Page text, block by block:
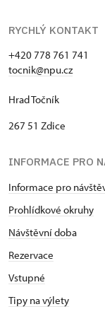
RYCHLÝ KONTAKT
+420 778 761 741
tocnik@npu.cz
Hrad Točník
267 51 Zdice
INFORMACE PRO
Informace pro
Prohlídkové okruhy
Návštěvní doba
Rezervace
Vstupné
Tipy na výlety